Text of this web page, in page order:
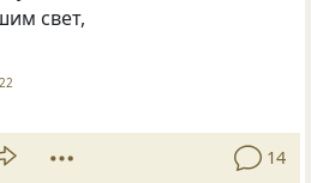
свет,
14